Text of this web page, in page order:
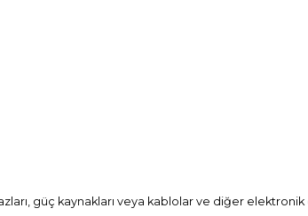
güç kaynakları veya kablolar ve diğer elektronik